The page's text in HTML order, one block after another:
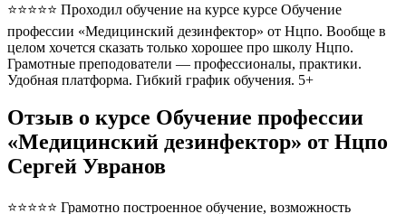
⭐⭐⭐⭐⭐ Проходил обучение на курсе курсе Обучение
профессии «Медицинский дезинфектор» от Нцпо. Вообще в
целом хочется сказать только хорошее про школу Нцпо.
Грамотные преподователи — профессионалы, практики.
Удобная платформа. Гибкий график обучения. 5+
Отзыв о курсе Обучение профессии
«Медицинский дезинфектор» от Нцпо
Сергей Увранов
⭐⭐⭐⭐⭐ Грамотно построенное обучение, возможность